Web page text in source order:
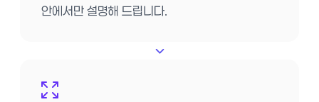
안에서만 설명해 드립니다.